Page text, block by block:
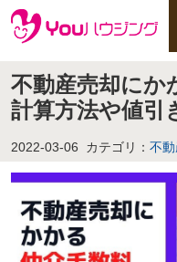
不動産売却にか
計算方法や値引
2022-03-06 カテゴリ： 不